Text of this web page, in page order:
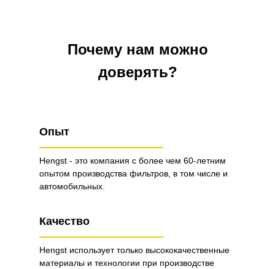
Почему нам можно
доверять?
Опыт
Hengst - это компания с более чем 60-летним
опытом производства фильтров, в том числе и
автомобильных.
Качество
Hengst использует только высококачественные
материалы и технологии при производстве